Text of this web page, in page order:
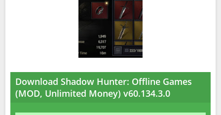
Download Shadow Hunter: Offline Games
(MOD, Unlimited Money) v60.134.3.0